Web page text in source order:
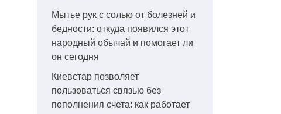
Мытье рук с солью от болезней и
бедности: откуда появился этот
народный обычай и помогает ли
он сегодня
Киевстар позволяет
пользоваться связью без
пополнения счета: как работает